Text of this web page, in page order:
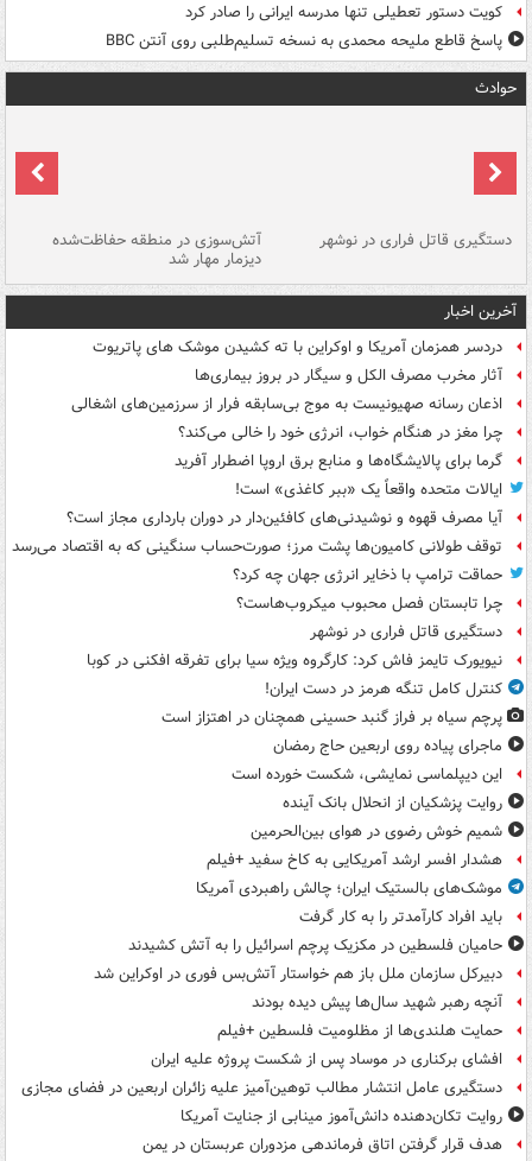
کویت دستور تعطیلی تنها مدرسه ایرانی را صادر کرد
پاسخ قاطع ملیحه محمدی به نسخه تسلیم‌طلبی روی آنتن BBC
حوادث
دستگیری قاتل فراری در نوشهر آتش‌سوزی در منطقه حفاظت‌شده
دیزمار مهار شد
آخرین اخبار
دردسر همزمان آمریکا و اوکراین با ته کشیدن موشک های پاتریوت
آثار مخرب مصرف الکل و سیگار در بروز بیماری‌ها
اذعان رسانه صهیونیست به موج بی‌سابقه فرار از سرزمین‌های اشغالی
چرا مغز در هنگام خواب، انرژی خود را خالی می‌کند؟
گرما برای پالایشگاه‌ها و منابع برق اروپا اضطرار آفرید
ایالات متحده واقعاً یک «ببر کاغذی» است!
آیا مصرف قهوه و نوشیدنی‌های کافئین‌دار در دوران بارداری مجاز است؟
توقف طولانی کامیون‌ها پشت مرز؛ صورت‌حساب سنگینی که به اقتصاد می‌رسد
حماقت ترامپ با ذخایر انرژی جهان چه کرد؟
چرا تابستان فصل محبوب میکروب‌هاست؟
دستگیری قاتل فراری در نوشهر
نیویورک تایمز فاش کرد: کارگروه ویژه سیا برای تفرقه افکنی در کوبا
کنترل کامل تنگه هرمز در دست ایران!
پرچم سیاه بر فراز گنبد حسینی همچنان در اهتزاز است
ماجرای پیاده روی اربعین حاج رمضان
این دیپلماسی نمایشی، شکست خورده است
روایت پزشکیان از انحلال بانک آینده
شمیم خوش رضوی در هوای بین‌الحرمین
هشدار افسر ارشد آمریکایی به کاخ سفید +فیلم
موشک‌های بالستیک ایران؛ چالش راهبردی آمریکا
باید افراد کارآمدتر را به کار گرفت
حامیان فلسطین در مکزیک پرچم اسرائیل را به آتش کشیدند
دبیرکل سازمان ملل باز هم خواستار آتش‌بس فوری در اوکراین شد
آنچه رهبر شهید سال‌ها پیش دیده بودند
حمایت هلندی‌ها از مظلومیت فلسطین +فیلم
افشای برکناری در موساد پس از شکست پروژه علیه ایران
دستگیری عامل انتشار مطالب توهین‌آمیز علیه زائران اربعین در فضای مجازی
روایت تکان‌دهنده دانش‌آموز مینابی از جنایت آمریکا
هدف قرار گرفتن اتاق‌ فرماندهی مزدوران عربستان در یمن